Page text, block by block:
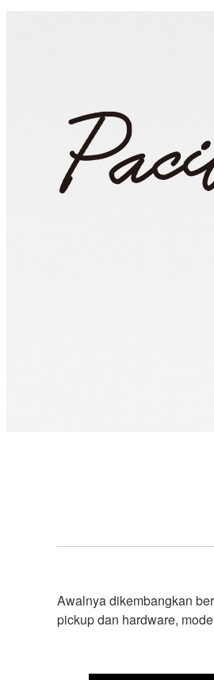
Awalnya dikembangkan
pickup dan hardware,